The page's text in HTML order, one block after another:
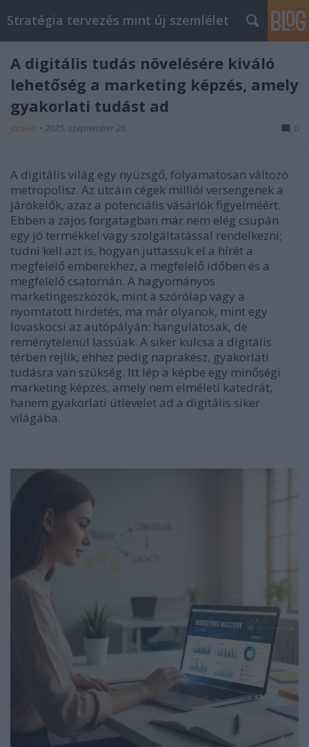
Stratégia tervezés mint új szemlélet
A digitális tudás növelésére kiváló
lehetőség a marketing képzés, amely
gyakorlati tudást ad
JozsFm • 2025. szeptember 26. 0
A digitális világ egy nyüzsgő, folyamatosan változó
metropolisz. Az utcáin cégek milliói versengenek a
járókelők, azaz a potenciális vásárlók figyelméért.
Ebben a zajos forgatagban már nem elég csupán
egy jó termékkel vagy szolgáltatással rendelkezni;
tudni kell azt is, hogyan juttassuk el a hírét a
megfelelő emberekhez, a megfelelő időben és a
megfelelő csatornán. A hagyományos
marketingeszközök, mint a szórólap vagy a
nyomtatott hirdetés, ma már olyanok, mint egy
lovaskocsi az autópályán: hangulatosak, de
reménytelenül lassúak. A siker kulcsa a digitális
térben rejlik, ehhez pedig naprakész, gyakorlati
tudásra van szükség. Itt lép a képbe egy minőségi
marketing képzés, amely nem elméleti katedrát,
hanem gyakorlati útlevelet ad a digitális siker
világába.